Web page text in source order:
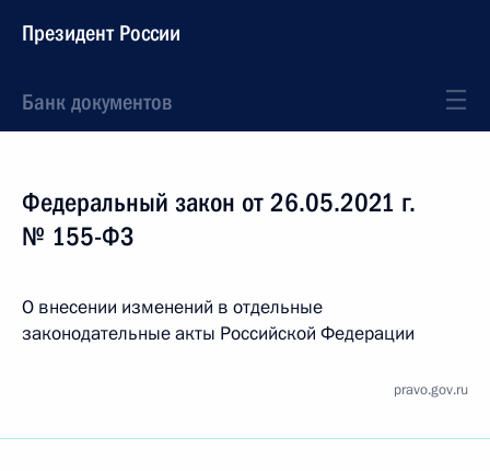
Президент России
Банк документов
Федеральный закон от 26.05.2021 г.
№ 155-ФЗ
О внесении изменений в отдельные
законодательные акты Российской Федерации
pravo.gov.ru